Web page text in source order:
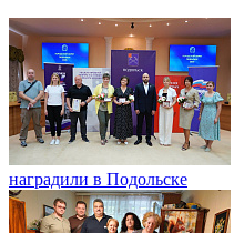
наградили в Подольске